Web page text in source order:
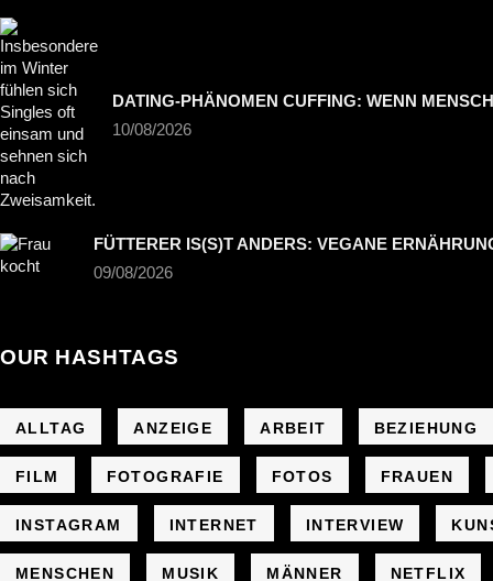
DATING-PHÄNOMEN CUFFING: WENN
10/08/2026
FÜTTERER IS(S)T ANDERS: VEGANE
09/08/2026
OUR HASHTAGS
ALLTAG ANZEIGE ARBEIT BEZIEHUNG
FILM FOTOGRAFIE FOTOS FRAUEN
INSTAGRAM INTERNET INTERVIEW
MENSCHEN MUSIK MÄNNER NETFLIX